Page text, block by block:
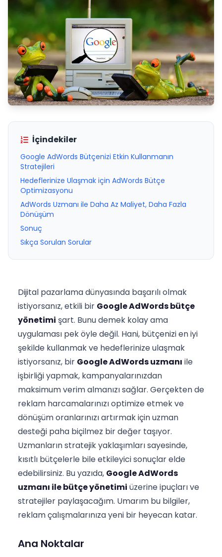
İçindekiler
Google AdWords Bütçenizi Etkin Kullanmanın
Stratejileri
Hedeflerinize Ulaşmak için AdWords Bütçe
Optimizasyonu
AdWords Uzmanı ile Daha Az Maliyet, Daha Fazla
Dönüşüm
Sonuç
Sıkça Sorulan Sorular
Dijital pazarlama dünyasında başarılı olmak
istiyorsanız, etkili bir Google AdWords bütçe
yönetimi şart. Bunu demek kolay ama
uygulaması pek öyle değil. Hani, bütçenizi en iyi
şekilde kullanmak ve hedeflerinize ulaşmak
istiyorsanız, bir Google AdWords uzmanı ile
işbirliği yapmak, kampanyalarınızdan
maksimum verim almanızı sağlar. Gerçekten de
reklam harcamalarınızı optimize etmek ve
dönüşüm oranlarınızı artırmak için uzman
desteği paha biçilmez bir değer taşıyor.
Uzmanların stratejik yaklaşımları sayesinde,
kısıtlı bütçelerle bile etkileyici sonuçlar elde
edebilirsiniz. Bu yazıda, Google AdWords
uzmanı ile bütçe yönetimi üzerine ipuçları ve
stratejiler paylaşacağım. Umarım bu bilgiler,
reklam çalışmalarınıza yeni bir heyecan katar.
Ana Noktalar